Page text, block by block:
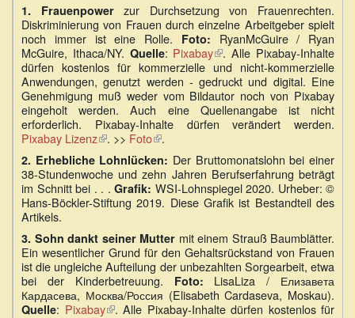
1. Frauenpowerzur Durchsetzung von Frauenrechten.
Diskriminierung von Frauen durch einzelne Arbeitgeber spielt
noch immer ist eine Rolle. Foto: RyanMcGuire / Ryan
McGuire, Ithaca/NY. Quelle: Pixabay(Link
ist
extern)
. Alle Pixabay-Inhalte
dürfen kostenlos für kommerzielle und nicht-kommerzielle
Anwendungen, genutzt werden - gedruckt und digital. Eine
Genehmigung muß weder vom Bildautor noch von Pixabay
eingeholt werden. Auch eine Quellenangabe ist nicht
erforderlich. Pixabay-Inhalte dürfen verändert werden.
Pixabay Lizenz(Link
ist
extern)
. >> Foto(Link
extern)
.
2. Erhebliche Lohnlücken: Der Bruttomonatslohn bei einer
38-Stundenwoche und zehn Jahren Berufserfahrung beträgt
im Schnitt bei . . . Grafik: WSI-Lohnspiegel 2020. Urheber: ©
Hans-Böckler-Stiftung 2019. Diese Grafik ist Bestandteil des
Artikels.
3. Sohn dankt seiner Mutter mit einem Strauß Baumblätter.
Ein wesentlicher Grund für den Gehaltsrückstand von Frauen
ist die ungleiche Aufteilung der unbezahlten Sorgearbeit, etwa
bei der Kinderbetreuung. Foto: LisaLiza / Елизавета
Кардасева, Москва/Россия (Elisabeth Cardaseva, Moskau).
Quelle: Pixabay(Link
. Alle Pixabay-Inhalte dürfen kostenlos für